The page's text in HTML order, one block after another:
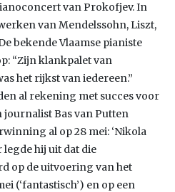
van Prokofjev. In
van Mendelssohn, Liszt,
bekende Vlaamse pianiste
“Zijn klankpalet van
het rijkst van iedereen.”
al rekening met succes voor
Bas van Putten
al op 28 mei: ‘Nikola
legde hij uit dat die
op de uitvoering van het
(‘fantastisch’) en op een